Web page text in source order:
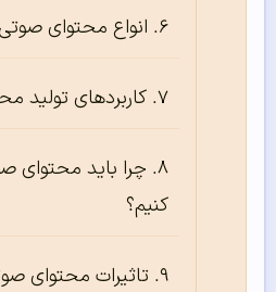
انواع محتوای صوتی
کاربردهای تولید
چرا باید محتوای
کنیم؟
تاثیرات محتوای